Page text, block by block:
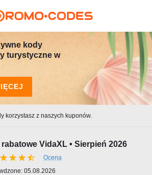
kody
turystyczne w
korzystasz z naszych kuponów.
VidaXL • Sierpień 2026
Ocena
05.08.2026